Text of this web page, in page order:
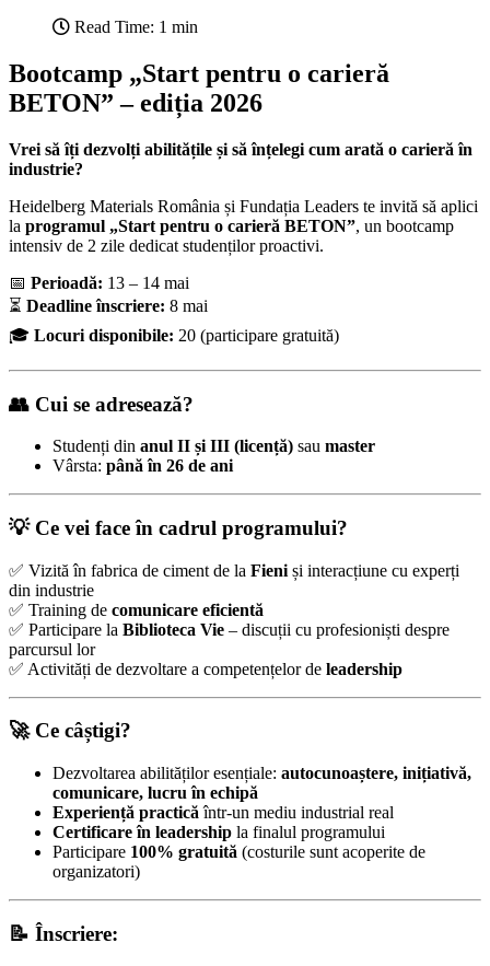
Read Time: 1 min
Bootcamp „Start pentru o carieră
BETON” – ediția 2026
Vrei să îți dezvolți abilitățile și să înțelegi cum arată o carieră în
industrie?
Heidelberg Materials România și Fundația Leaders te invită să aplici
la programul „Start pentru o carieră BETON”, un bootcamp
intensiv de 2 zile dedicat studenților proactivi.
📅 Perioadă: 13 – 14 mai
⏳ Deadline înscriere: 8 mai
🎓 Locuri disponibile: 20 (participare gratuită)
👥 Cui se adresează?
Studenți din anul II și III (licență) sau master
Vârsta: până în 26 de ani
💡 Ce vei face în cadrul programului?
✅ Vizită în fabrica de ciment de la Fieni și interacțiune cu experți
din industrie
✅ Training de comunicare eficientă
✅ Participare la Biblioteca Vie – discuții cu profesioniști despre
parcursul lor
✅ Activități de dezvoltare a competențelor de leadership
🚀 Ce câștigi?
Dezvoltarea abilităților esențiale: autocunoaștere, inițiativă,
comunicare, lucru în echipă
Experiență practică într-un mediu industrial real
Certificare în leadership la finalul programului
Participare 100% gratuită (costurile sunt acoperite de
organizatori)
📝 Înscriere: